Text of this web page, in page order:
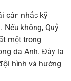
cân nhắc kỹ
Nếu không, Quỷ
một trong
đá Anh. Đây là
hình và hướng